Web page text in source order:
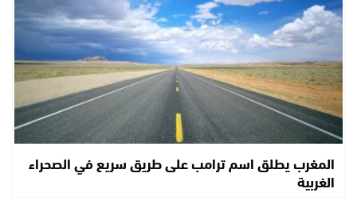
المغرب يطلق اسم ترامب على طريق سريع في الصحراء
الغربية